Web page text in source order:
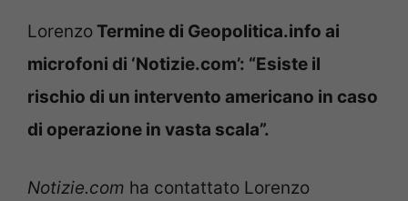
LorenzoTermine di Geopolitica.info ai
microfoni di ‘Notizie.com’: “Esiste il
rischio di un intervento americano in caso
di operazione in vasta scala”.
Notizie.com ha contattato Lorenzo